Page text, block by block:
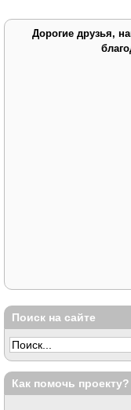
Дорогие друзья,
Поиск на сайте
Как помочь проекту?